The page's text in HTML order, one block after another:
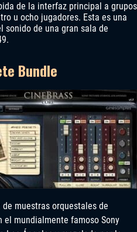
de la interfaz principal a grupos
u ocho jugadores. Esta es una
sonido de una gran sala de
Bundle
muestras orquestales de
el mundialmente famoso Sony